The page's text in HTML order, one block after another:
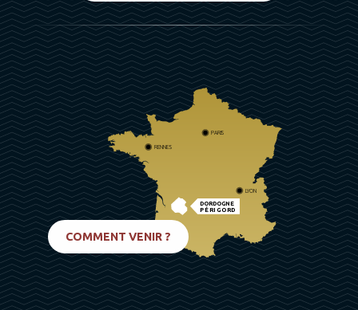
DORDOGNE
PÉRIGORD
PARIS
RENNES
LYON
COMMENT VENIR ?